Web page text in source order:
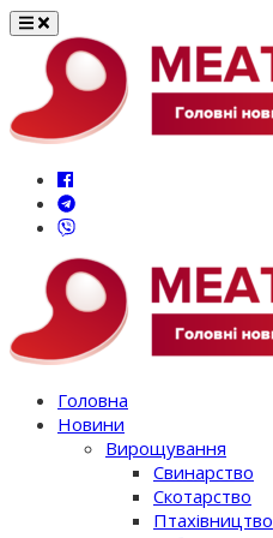
Перейти
вмісту
Головна
Новини
Вирощування
Свинарство
Скотарство
Птахівництво